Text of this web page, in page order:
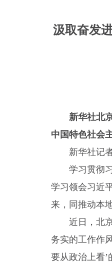
汲取奋发
新华社北
中国特色社会
新华社记
学习贯彻
学习领会习近
来，同推动本
近日，北
务实的工作作
要从政治上看’